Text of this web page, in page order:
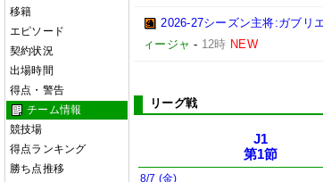
移籍
エピソード
契約状況
出場時間
得点・警告
チーム情報
競技場
得点ランキング
勝ち点推移
2026-27シーズン主将:ガブリ
ィージャ - 12時 NEW
リーグ戦
J1
第1節
8/7 (金)